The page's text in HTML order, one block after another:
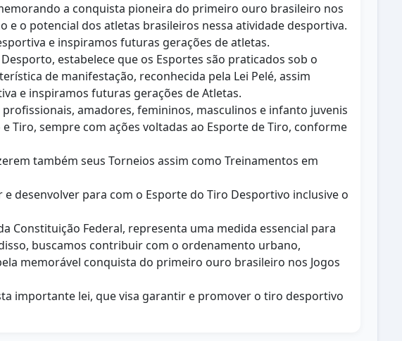
a conquista pioneira do primeiro ouro brasileiro nos
e o potencial dos atletas brasileiros nessa atividade desportiva.
e inspiramos futuras gerações de atletas.
estabelece que os Esportes são praticados sob o
de manifestação, reconhecida pela Lei Pelé, assim
e inspiramos futuras gerações de Atletas.
amadores, femininos, masculinos e infanto juvenis
Tiro, sempre com ações voltadas ao Esporte de Tiro, conforme
também seus Torneios assim como Treinamentos em
desenvolver para com o Esporte do Tiro Desportivo inclusive o
Constituição Federal, representa uma medida essencial para
buscamos contribuir com o ordenamento urbano,
memorável conquista do primeiro ouro brasileiro nos Jogos
importante lei, que visa garantir e promover o tiro desportivo